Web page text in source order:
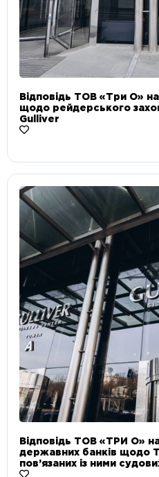
Відповідь ТОВ «Три О»
щодо рейдерського
Gulliver
Відповідь ТОВ «ТРИ О»
державних банків щодо
пов’язаних із ними